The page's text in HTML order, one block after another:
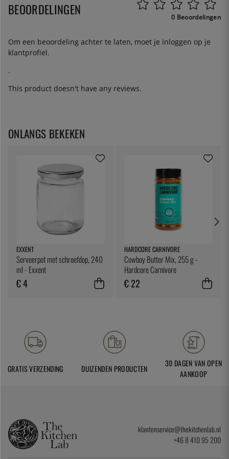
BEOORDELINGEN 0 Beoordelingen
Om een beoordeling achter te laten, moet je inloggen op je
klantprofiel.
.
This product doesn't have any reviews.
ONLANGS BEKEKEN
EXXENT
Serveerpot met schroefdop, 240
ml - Exxent
€ 4
HARDCORE CARNIVORE
Cowboy Butter Mix, 255 g -
Hardcore Carnivore
€ 22
GRATIS VERZENDING DUIZENDEN PRODUCTEN
30 DAGEN VAN OPEN
AANKOOP
klantenservice@thekitchenlab.nl
+46 8 410 95 200